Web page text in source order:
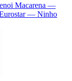
Macarena —
— Ninho